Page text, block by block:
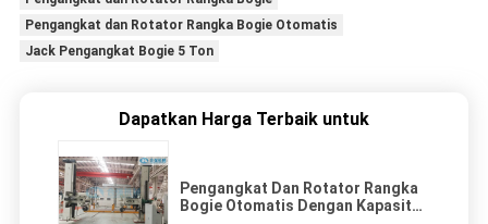
Pengangkat dan Rotator Rangka Bogie Otomatis
Jack Pengangkat Bogie 5 Ton
Dapatkan Harga Terbaik untuk
Pengangkat Dan Rotator Rangka
Bogie Otomatis Dengan Kapasitas